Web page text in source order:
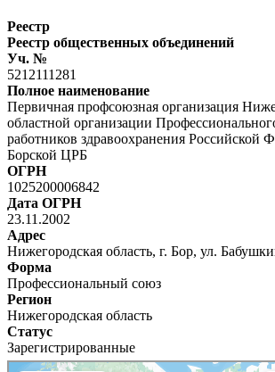
Реестр
Реестр общественных объединений
Уч. №
5212111281
Полное наименование
Первичная профсоюзная организация
областной организации
работников здравоохранения Российской
Борской ЦРБ
ОГРН
1025200006842
Дата ОГРН
23.11.2002
Адрес
Нижегородская область, г. Бор, ул.
Форма
Профессиональный союз
Регион
Нижегородская область
Статус
Зарегистрированные